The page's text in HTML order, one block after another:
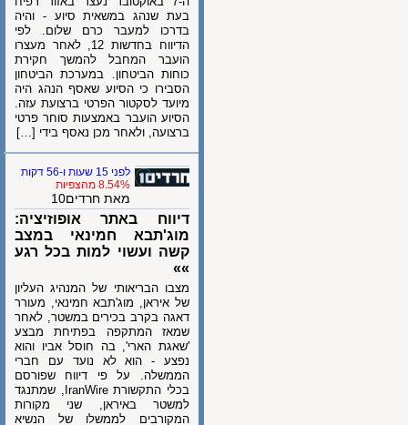
בעת שנהג במשאית סיוע - והיה
בדרכו למעבר כרם שלום. לפי
הדיווח בחדשות 12, לאחר מעצרו
הועבר המחבל להמשך חקירת
כוחות הביטחון. במערכת הביטחון
הסבירו כי הסיוע שאסף הנהג היה
מיועד לסקטור הפרטי ברצועת עזה.
הסיוע הועבר באמצעות סוחר פרטי
ברצועה, ולאחר מכן נאסף בידי […]
לפני 15 שעות ו-56 דקות
8.54% מהצפיות
מאת חרדים10
דיווח באתר אופוזיציה:
מוג'תבא חמינאי במצב
קשה ועשוי למות בכל רגע
מצבו הבריאותי של המנהיג העליון
של איראן, מוג'תבא חמינאי, מעורר
דאגה בקרב בכירים במשטר, לאחר
שמאז המתקפה בפתיחת מבצע
'שאגת הארי', בה חוסל אביו והוא
נפצע - הוא לא נועד עם חברי
הממשלה. על פי דיווח שפורסם
בכלי התקשורת IranWire, שמתנגד
למשטר באיראן, שני מקורות
המקורבים לממשלו של הנשיא